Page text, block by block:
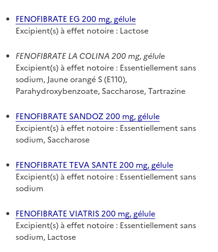
FENOFIBRATE EG 200 mg, gélule
Excipient(s) à effet notoire : Lactose
FENOFIBRATE LA COLINA 200 mg, gélule
Excipient(s) à effet notoire : Essentiellement sans
sodium, Jaune orangé S (E110),
Parahydroxybenzoate, Saccharose, Tartrazine
FENOFIBRATE SANDOZ 200 mg, gélule
Excipient(s) à effet notoire : Essentiellement sans
sodium, Saccharose
FENOFIBRATE TEVA SANTE 200 mg, gélule
Excipient(s) à effet notoire : Essentiellement sans
sodium
FENOFIBRATE VIATRIS 200 mg, gélule
Excipient(s) à effet notoire : Essentiellement sans
sodium, Lactose